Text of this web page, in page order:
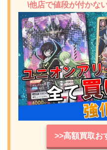
\他店で値段が付かな
>>高額買取お